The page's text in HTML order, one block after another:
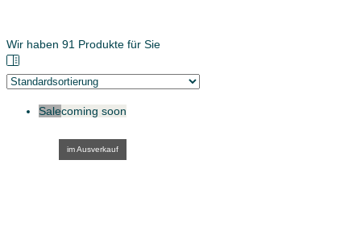
Wir haben 91 Produkte für Sie
Salecoming soon